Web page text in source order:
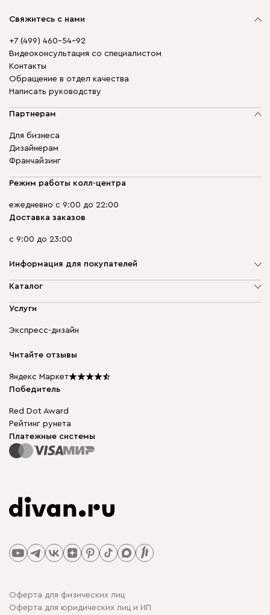
Свяжитесь с нами
+7 (499) 460-54-92
Видеоконсультация со специалистом
Контакты
Обращение в отдел качества
Написать руководству
Партнерам
Для бизнеса
Дизайнерам
Франчайзинг
Режим работы колл-центра
ежедневно с 9:00 до 22:00
Доставка заказов
с 9:00 до 23:00
Информация для покупателей
О компании
Доставка и оплата
диван.клуб
Подарочные сертификаты
Мы в прессе
Каталог
Мягкая мебель
Бескаркасная мебель
Столы и стулья
Услуги
Экспресс-дизайн
Читайте отзывы
Яндекс Маркет
Победитель
Red Dot Award
Рейтинг рунета
Платежные системы
Оферта для физических лиц
Оферта для юридических лиц и ИП